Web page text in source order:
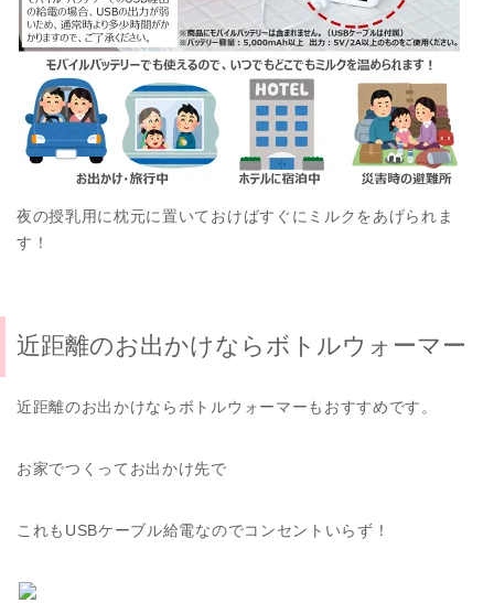
夜の授乳用に枕元に置いておけばすぐにミルクをあげられま
す！
近距離のお出かけならボトルウォーマー
近距離のお出かけならボトルウォーマーもおすすめです。
お家でつくってお出かけ先で
これもUSBケーブル給電なのでコンセントいらず！